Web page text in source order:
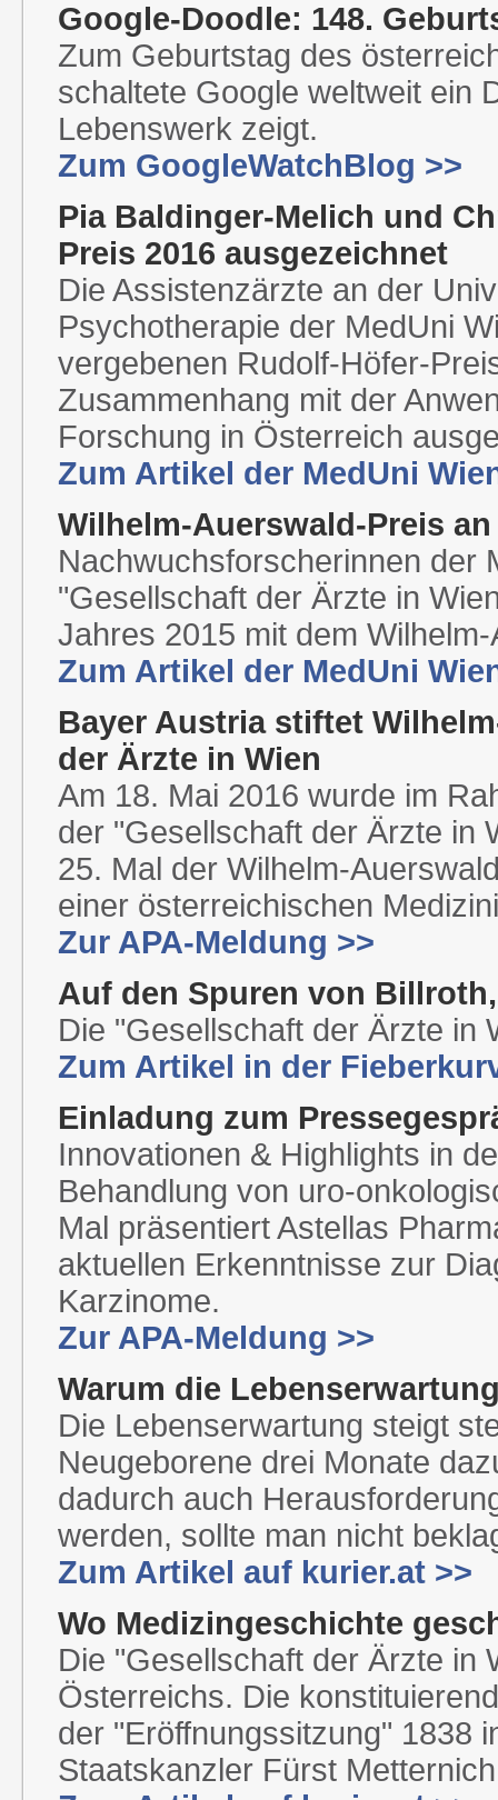
Google-Doodle: 148.
Zum Geburtstag des
schaltete Google weltweit ein
Lebenswerk zeigt.
Zum GoogleWatchBlog >>
Pia Baldinger-Melich und
Preis 2016 ausgezeichnet
Die Assistenzärzte an der
Psychotherapie der MedUni
vergebenen Rudolf-Höfer-
Zusammenhang mit der
Forschung in Österreich
Zum Artikel der MedUni
Wilhelm-Auerswald-Preis
Nachwuchsforscherinnen der
"Gesellschaft der Ärzte in
Jahres 2015 mit dem
Zum Artikel der MedUni
Bayer Austria stiftet
der Ärzte in Wien
Am 18. Mai 2016 wurde im
der "Gesellschaft der Ärzte in
25. Mal der Wilhelm-
einer österreichischen
Zur APA-Meldung >>
Auf den Spuren von
Die "Gesellschaft der Ärzte in
Zum Artikel in der
Einladung zum
Innovationen & Highlights in
Behandlung von uro-
Mal präsentiert Astellas
aktuellen Erkenntnisse zur
Karzinome.
Zur APA-Meldung >>
Warum die
Die Lebenserwartung steigt
Neugeborene drei Monate
dadurch auch
werden, sollte man nicht
Zum Artikel auf kurier.at >>
Wo Medizingeschichte
Die "Gesellschaft der Ärzte in
Österreichs. Die
der "Eröffnungssitzung" 1838
Staatskanzler Fürst